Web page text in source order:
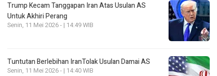
Trump Kecam Tanggapan Iran Atas Usulan AS
Untuk Akhiri Perang
Senin, 11 Mei 2026 - | 14:49 WIB
Tuntutan Berlebihan IranTolak Usulan Damai AS
Senin, 11 Mei 2026 - | 14:40 WIB